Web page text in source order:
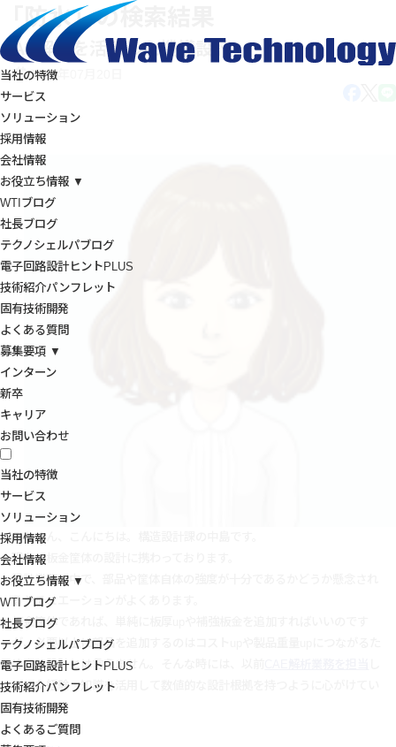
当社の特徴
サービス
ソリューション
採用情報
会社情報
お役立ち情報 ▼
WTIブログ
社長ブログ
テクノシェルパブログ
電子回路設計ヒントPLUS
技術紹介パンフレット
固有技術開発
よくある質問
募集要項 ▼
インターン
新卒
キャリア
お問い合わせ
当社の特徴
サービス
ソリューション
採用情報
会社情報
お役立ち情報 ▼
WTIブログ
社長ブログ
テクノシェルパブログ
電子回路設計ヒントPLUS
技術紹介パンフレット
固有技術開発
よくあるご質問
「防水」の検索結果
CAE解析を活用した機構設計
2021年07月20日
みなさん、こんにちは。構造設計課の中島です。
現在、板金筐体の設計に携わっております。
設計業務の中で、部品や筐体自体の強度が十分であるかどうか懸念され
るシチュエーションがよくあります。
板金筐体であれば、単純に板厚upや補強板金を追加すればいいのです
が、必要以上に部品を追加するのはコストupや製品重量upにつながるた
め良い設計とは言えません。そんな時には、以前
ていた経験・知識を活用して数値的な設計根拠を持つように心がけてい
ます。